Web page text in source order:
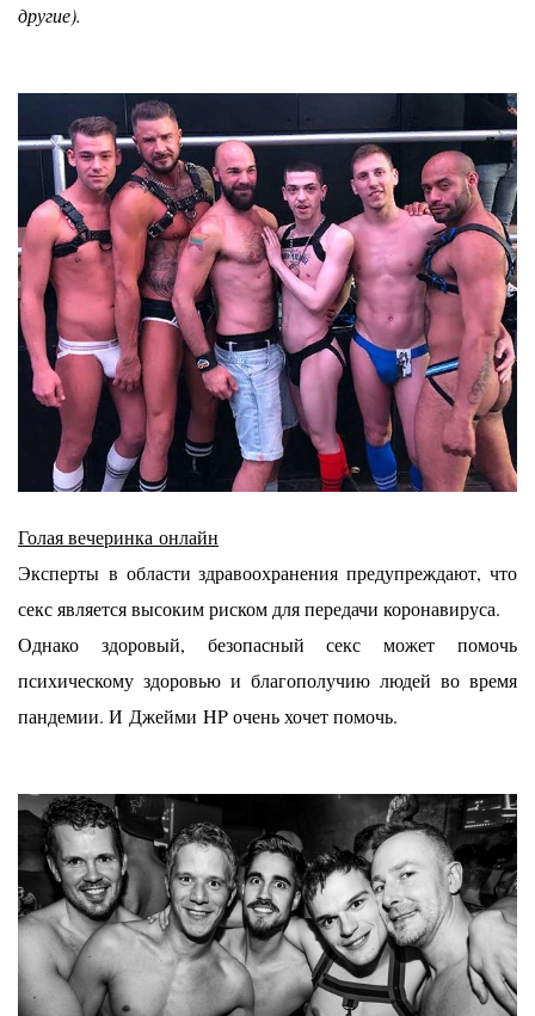
другие).
Голая вечеринка онлайн
Эксперты в области здравоохранения предупреждают, что
секс является высоким риском для передачи коронавируса.
Однако здоровый, безопасный секс может помочь
психическому здоровью и благополучию людей во время
пандемии. И Джейми HP очень хочет помочь.